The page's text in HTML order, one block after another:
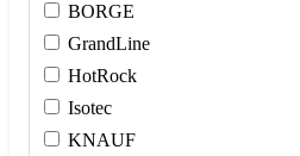
300
BORGE
GrandLine
HotRock
Isotec
KNAUF